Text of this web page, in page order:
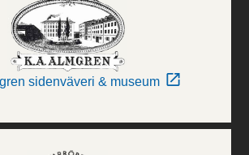
sidenväveri & museum